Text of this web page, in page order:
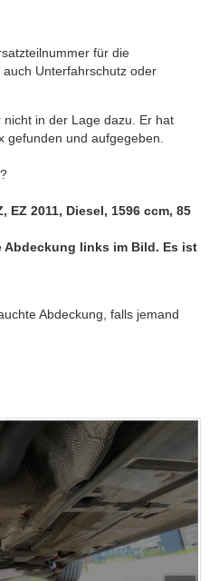
für die
Unterfahrschutz oder
in der Lage dazu. Er hat
gefunden und aufgegeben.
EZ 2011, Diesel, 1596 ccm, 85
Abdeckung links im Bild. Es ist
Abdeckung, falls jemand